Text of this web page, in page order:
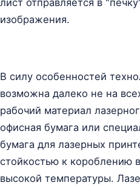
изображения.
В силу особенностей
возможна далеко не на
рабочий материал
офисная бумага или
бумага для лазерных
стойкостью к короблению
высокой температуры.